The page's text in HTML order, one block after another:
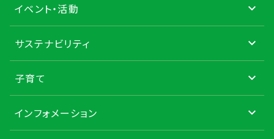
イベント・活動
サステナビリティ
子育て
インフォメーション